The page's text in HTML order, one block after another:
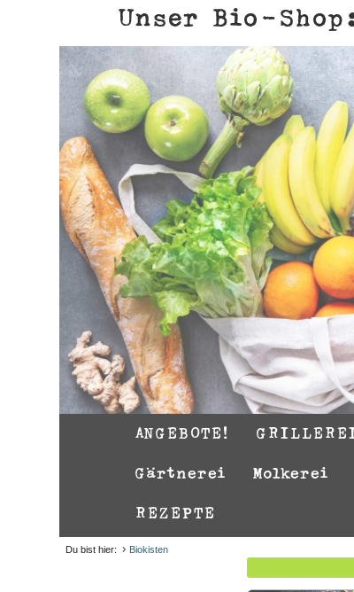
Unser Bio-
ANGEBOTE!
Gärtnerei Molkerei
REZEPTE
Du bist hier: Biokisten